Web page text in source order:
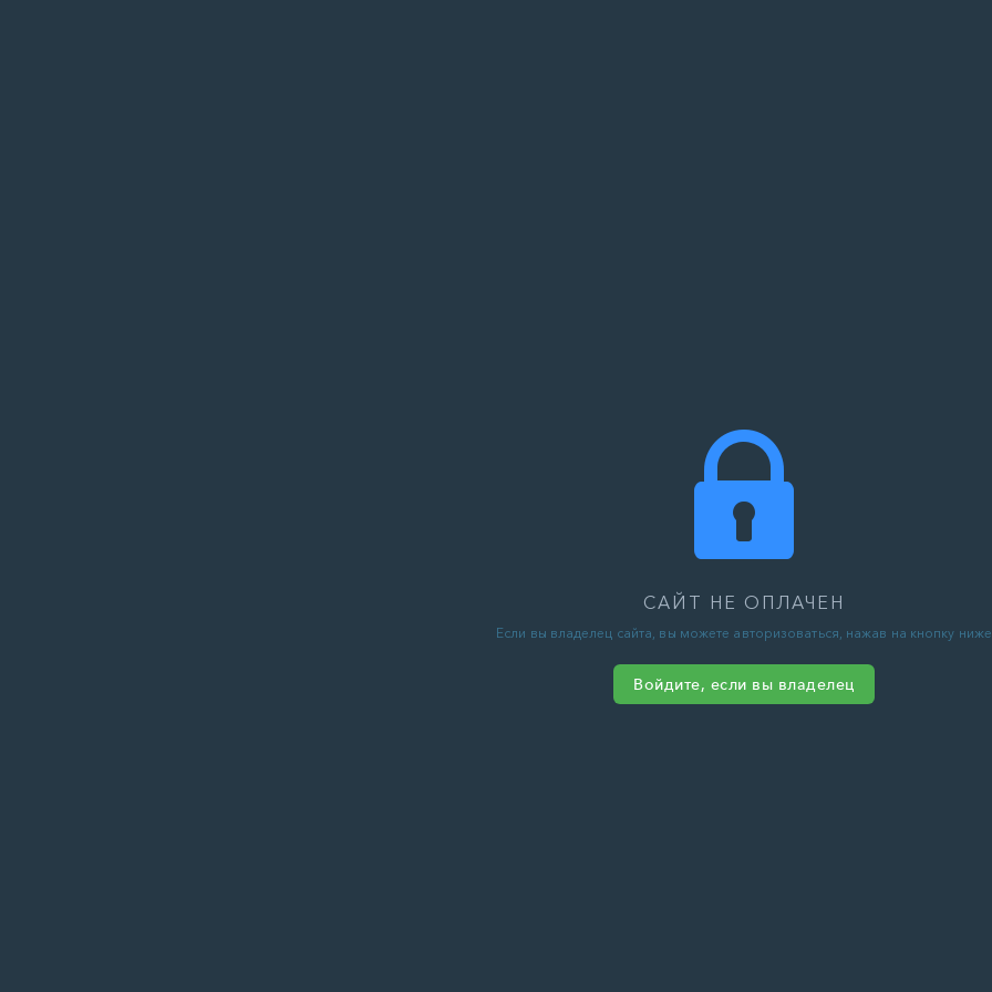
САЙТ НЕ ОПЛАЧЕН
Если вы владелец сайта, вы можете авторизоваться, нажав на кнопку ниже
Войдите, если вы владелец